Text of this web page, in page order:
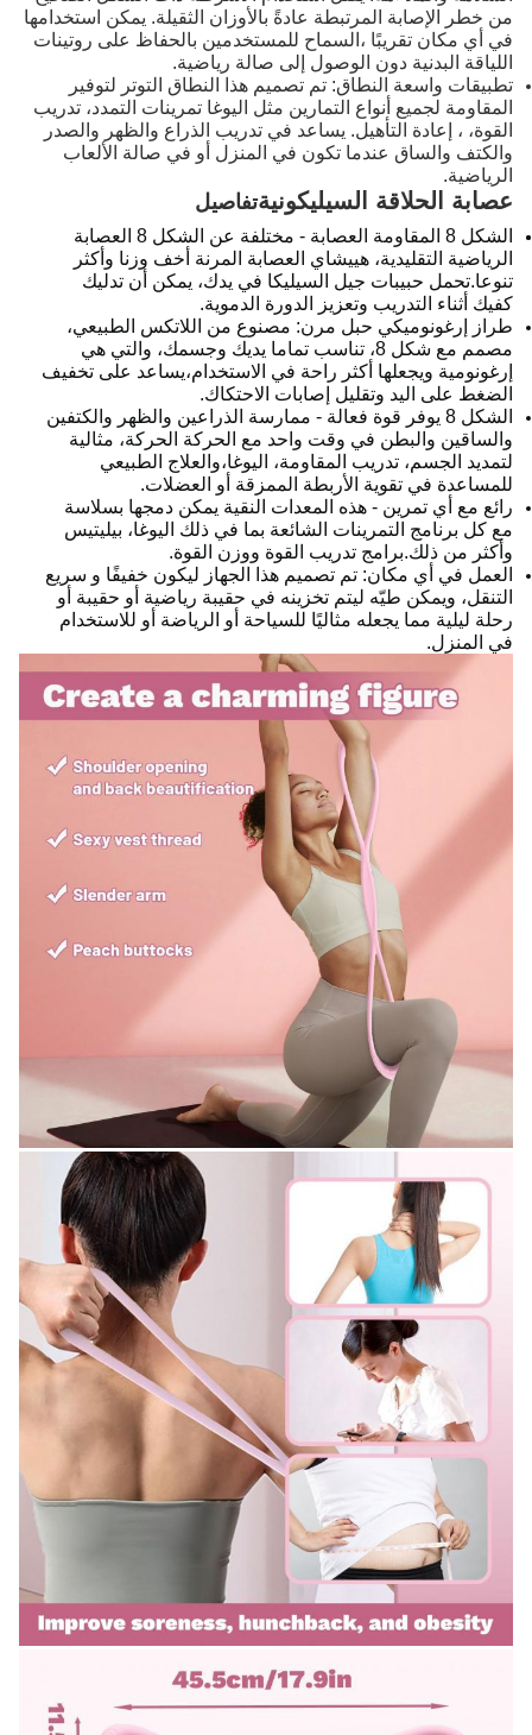
من خطر الإصابة المرتبطة عادةً بالأوزان الثقيلة. يمكن استخدامها
في أي مكان تقريبًا ،السماح للمستخدمين بالحفاظ على روتينات
اللياقة البدنية دون الوصول إلى صالة رياضية.
تطبيقات واسعة النطاق: تم تصميم هذا النطاق التوتر لتوفير
المقاومة لجميع أنواع التمارين مثل اليوغا تمرينات التمدد، تدريب
القوة، ، إعادة التأهيل. يساعد في تدريب الذراع والظهر والصدر
والكتف والساق عندما تكون في المنزل أو في صالة الألعاب
الرياضية.
عصابة الحلاقة السيليكونيةتفاصيل
الشكل 8 المقاومة العصابة - مختلفة عن الشكل 8 العصابة
الرياضية التقليدية، هييشاي العصابة المرنة أخف وزنا وأكثر
تنوعا.تحمل حبيبات جيل السيليكا في يدك، يمكن أن تدليك
كفيك أثناء التدريب وتعزيز الدورة الدموية.
طراز إرغونوميكي حبل مرن: مصنوع من اللاتكس الطبيعي،
مصمم مع شكل 8، تناسب تماما يديك وجسمك، والتي هي
إرغونومية ويجعلها أكثر راحة في الاستخدام،يساعد على تخفيف
الضغط على اليد وتقليل إصابات الاحتكاك.
الشكل 8 يوفر قوة فعالة - ممارسة الذراعين والظهر والكتفين
والساقين والبطن في وقت واحد مع الحركة الحركة، مثالية
لتمديد الجسم، تدريب المقاومة، اليوغا،والعلاج الطبيعي
للمساعدة في تقوية الأربطة الممزقة أو العضلات.
رائع مع أي تمرين - هذه المعدات النقية يمكن دمجها بسلاسة
مع كل برنامج التمرينات الشائعة بما في ذلك اليوغا، بيليتيس
وأكثر من ذلك.برامج تدريب القوة ووزن القوة.
العمل في أي مكان: تم تصميم هذا الجهاز ليكون خفيفًا و سريع
التنقل، ويمكن طيّه ليتم تخزينه في حقيبة رياضية أو حقيبة أو
رحلة ليلية مما يجعله مثاليًا للسياحة أو الرياضة أو للاستخدام
في المنزل.